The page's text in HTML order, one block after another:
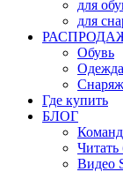
для
для
Обувь
Одежда
Где купить
БЛОГ
Читать
Видео